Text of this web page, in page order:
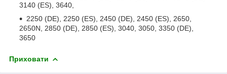
3140 (ES), 3640,
2250 (DE), 2250 (ES), 2450 (DE), 2450 (ES), 2650,
2650N, 2850 (DE), 2850 (ES), 3040, 3050, 3350 (DE),
3650
Приховати